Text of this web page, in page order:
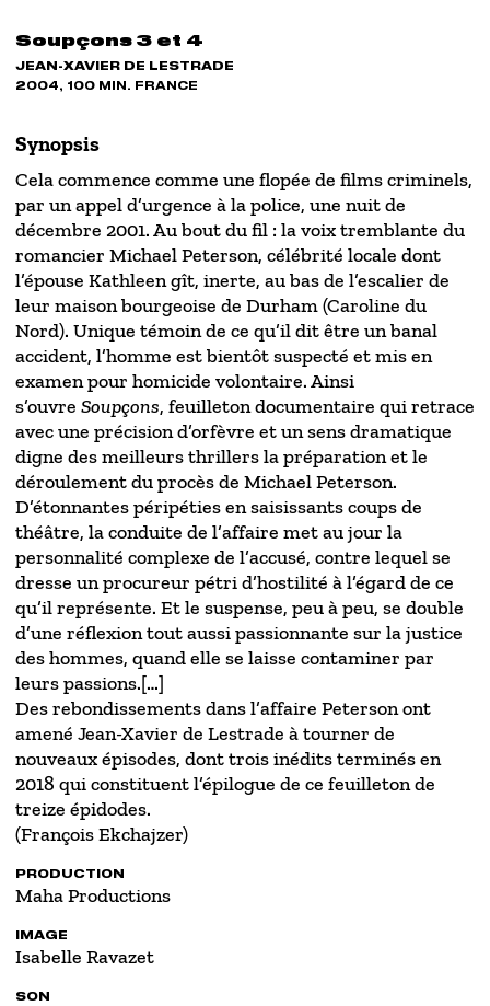
Soupçons 3 et 4
JEAN-XAVIER DE LESTRADE
2004, 100 MIN. FRANCE
Synopsis
Cela commence comme une flopée de films criminels,
par un appel d’urgence à la police, une nuit de
décembre 2001. Au bout du fil : la voix tremblante du
romancier Michael Peterson, célébrité locale dont
l’épouse Kathleen gît, inerte, au bas de l’escalier de
leur maison bourgeoise de Durham (Caroline du
Nord). Unique témoin de ce qu’il dit être un banal
accident, l’homme est bientôt suspecté et mis en
examen pour homicide volontaire. Ainsi
s’ouvre Soupçons, feuilleton documentaire qui retrace
avec une précision d’orfèvre et un sens dramatique
digne des meilleurs thrillers la préparation et le
déroulement du procès de Michael Peterson.
D’étonnantes péripéties en saisissants coups de
théâtre, la conduite de l’affaire met au jour la
personnalité complexe de l’accusé, contre lequel se
dresse un procureur pétri d’hostilité à l’égard de ce
qu’il représente. Et le suspense, peu à peu, se double
d’une réflexion tout aussi passionnante sur la justice
des hommes, quand elle se laisse contaminer par
leurs passions.[…]
Des rebondissements dans l’affaire Peterson ont
amené Jean-Xavier de Lestrade à tourner de
nouveaux épisodes, dont trois inédits terminés en
2018 qui constituent l’épilogue de ce feuilleton de
treize épidodes.
(François Ekchajzer)
PRODUCTION
Maha Productions
IMAGE
Isabelle Ravazet
SON